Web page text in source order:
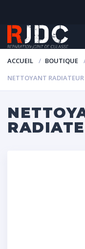
ACCUEIL BOUTIQUE
NETTOYANT RADIATEUR